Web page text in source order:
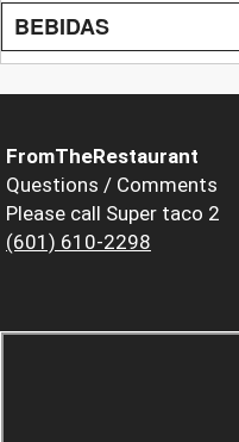
BEBIDAS
FromTheRestaurant
Questions / Comments
Please call Super taco 2
(601) 610-2298